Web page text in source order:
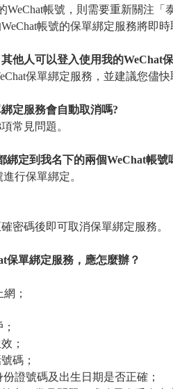
帳號，則需要重新關注「
帳號的保單綁定服務將即時
他人可以登入使用我的WeChat
保單綁定服務，並建議您儘快
定服務會自動取消嗎?
常見問題。
定到我名下的兩個WeChat帳號
行保單綁定。
密碼後即可取消保單綁定服務。
保單綁定服務，應怎麼辦？
；
；
碼；
證號碼及出生日期是否正確；